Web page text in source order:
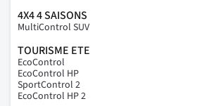
4X4 4 SAISONS
MultiControl SUV
TOURISME ETE
EcoControl
EcoControl HP
SportControl 2
EcoControl HP 2